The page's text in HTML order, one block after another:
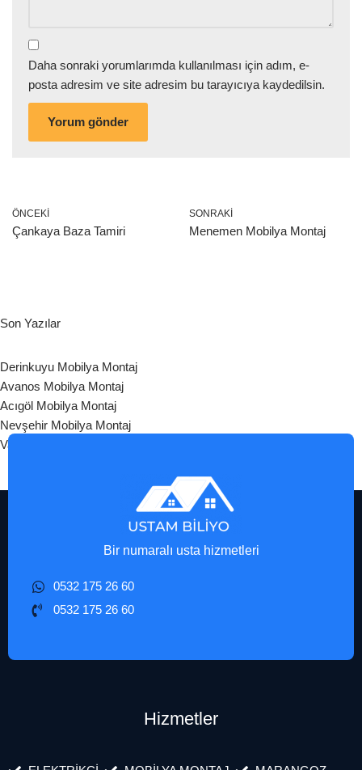
Daha sonraki yorumlarımda kullanılması için adım, e-
posta adresim ve site adresim bu tarayıcıya kaydedilsin.
ÖNCEKI
Çankaya Baza Tamiri
SONRAKI
Menemen Mobilya Montaj
Son Yazılar
Derinkuyu Mobilya Montaj
Avanos Mobilya Montaj
Acıgöl Mobilya Montaj
Nevşehir Mobilya Montaj
Varto Mobilya Montaj
Bir numaralı usta hizmetleri
0532 175 26 60
0532 175 26 60
Hizmetler